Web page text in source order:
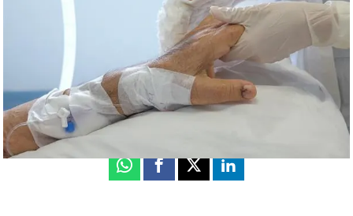
Miriam Vázquez
Publicado:22 de marzo de 2023, 13:51
Whatsapp
Facebook
X Linkedin